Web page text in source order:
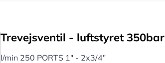
Trevejsventil - luftstyret 350bar
l/min 250 PORTS 1" - 2x3/4"